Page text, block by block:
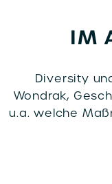
IM
Diversity
Wondrak,
u.a. welche